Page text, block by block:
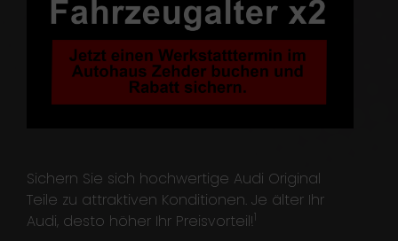
Sichern Sie sich hochwertige Audi Original
Teile zu attraktiven Konditionen. Je älter Ihr
Audi, desto höher Ihr Preisvorteil!1